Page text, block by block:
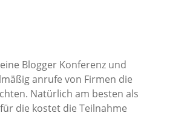
Blogger Konferenz und
anrufe von Firmen die
Natürlich am besten als
die kostet die Teilnahme